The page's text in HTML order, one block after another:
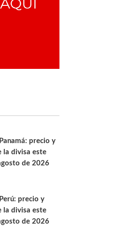
precio y
la divisa este
de 2026
precio y
la divisa este
de 2026